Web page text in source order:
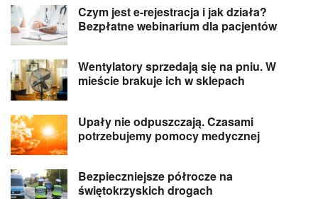
Czym jest e-rejestracja i jak działa?
Bezpłatne webinarium dla pacjentów
Wentylatory sprzedają się na pniu. W
mieście brakuje ich w sklepach
Upały nie odpuszczają. Czasami
potrzebujemy pomocy medycznej
Bezpieczniejsze półrocze na
świętokrzyskich drogach